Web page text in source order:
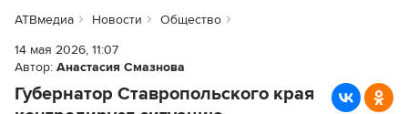
АТВмедиа Новости
Общество
14 мая 2026, 11:07
Автор: Анастасия Смазнова
Губернатор Ставропольского края